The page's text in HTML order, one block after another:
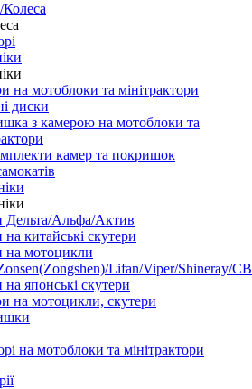
на мотоблоки та мінітрактори
диски
з камерою на мотоблоки та
камер та покришок
Дельта/Альфа/Актив
китайські скутери
на мотоцикли
Lifan/Viper/Shineray/CB
японські скутери
на мотоцикли, скутери
на мотоблоки та мінітрактори